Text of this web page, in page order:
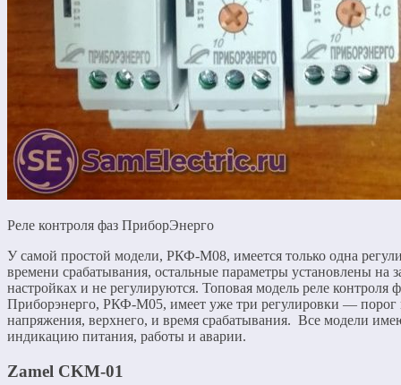
Реле контроля фаз ПриборЭнерго
У самой простой модели, РКФ-М08, имеется только одна
времени срабатывания, остальные параметры установлены на
настройках и не регулируются. Топовая модель реле контроля
Приборэнерго, РКФ-М05, имеет уже три регулировки — порог
напряжения, верхнего, и время срабатывания. Все модели
индикацию питания, работы и аварии.
Zamel CKM-01